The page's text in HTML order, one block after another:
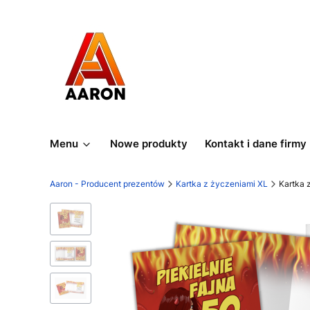
Menu Nowe produkty Kontakt i dane firmy
Aaron - Producent prezentów Kartka z życzeniami XL Kartka